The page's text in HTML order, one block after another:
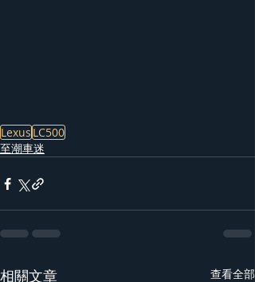
Lexus LC500
至潮車迷
相關文章 查看全部